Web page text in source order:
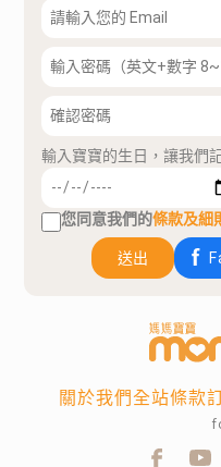
輸入寶寶的生日，讓我們
您同意我們的條款及細
送出
關於我們全站條款